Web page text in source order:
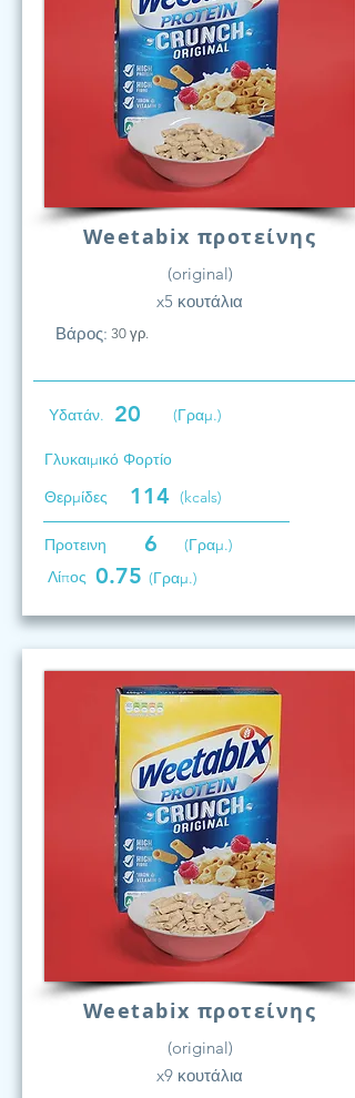
Weetabix προτείνης
(original)
x5 κουτάλια
Βάρος: 30 γρ.
Υδατάν. 20 (Γραμ.)
Γλυκαιμικό Φορτίο
Θερμίδες
114 (kcals)
Προτεινη 6
(Γραμ.)
Λίπος 0.75 (Γραμ.)
Weetabix προτείνης
(original)
x9 κουτάλια